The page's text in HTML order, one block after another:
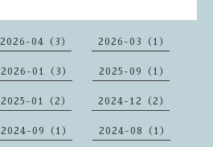
2026-04（3） 2026-03（1）
2026-01（3） 2025-09（1）
2025-01（2） 2024-12（2）
2024-09（1） 2024-08（1）